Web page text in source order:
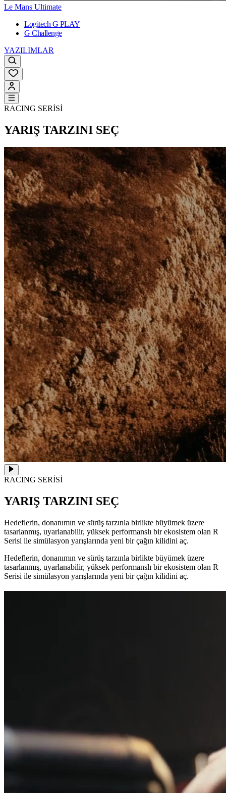
Le Mans Ultimate
Logitech G PLAY
G Challenge
YAZILIMLAR
RACING SERİSİ
YARIŞ TARZINI SEÇ
RACING SERİSİ
YARIŞ TARZINI SEÇ
Hedeflerin, donanımın ve sürüş tarzınla birlikte büyümek üzere
tasarlanmış, uyarlanabilir, yüksek performanslı bir ekosistem olan R
Serisi ile simülasyon yarışlarında yeni bir çağın kilidini aç.
Hedeflerin, donanımın ve sürüş tarzınla birlikte büyümek üzere
tasarlanmış, uyarlanabilir, yüksek performanslı bir ekosistem olan R
Serisi ile simülasyon yarışlarında yeni bir çağın kilidini aç.